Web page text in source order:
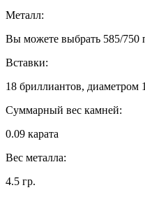
Металл:
Вы можете выбрать 585/750
Вставки:
18 бриллиантов, диаметром
Суммарный вес камней:
0.09 карата
Вес металла:
4.5 гр.